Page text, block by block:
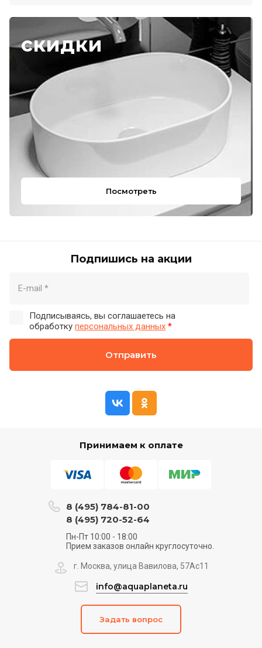
скидки
Посмотреть
Подпишись на акции
Подписываясь, вы соглашаетесь на
обработку персональных данных *
Отправить
Принимаем к оплате
8 (495) 784-81-00
8 (495) 720-52-64
Пн-Пт 10:00 - 18:00
Прием заказов онлайн круглосуточно.
г. Москва, улица Вавилова, 57Ас11
info@aquaplaneta.ru
Задать вопрос